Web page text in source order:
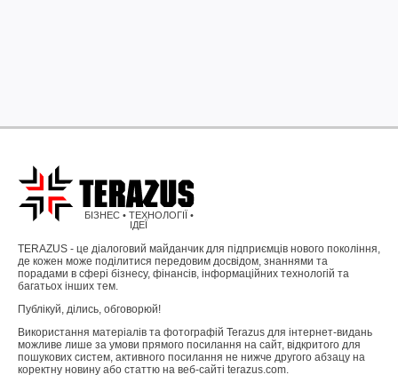
БІЗНЕС • ТЕХНОЛОГІЇ •
ІДЕЇ
TERAZUS - це діалоговий майданчик для підприємців нового покоління,
де кожен може поділитися передовим досвідом, знаннями та
порадами в сфері бізнесу, фінансів, інформаційних технологій та
багатьох інших тем.
Публікуй, ділись, обговорюй!
Використання матеріалів та фотографій Terazus для інтернет-видань
можливе лише за умови прямого посилання на сайт, відкритого для
пошукових систем, активного посилання не нижче другого абзацу на
коректну новину або статтю на веб-сайті terazus.com.